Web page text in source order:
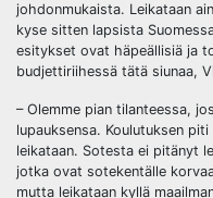
johdonmukaista. Leikataan
kyse sitten lapsista
esitykset ovat häpeällisiä ja
budjettiriihessä tätä siunaa,
– Olemme pian tilanteessa,
lupauksensa. Koulutuksen
leikataan. Sotesta ei pitänyt
jotka ovat sotekentälle
mutta leikataan kyllä